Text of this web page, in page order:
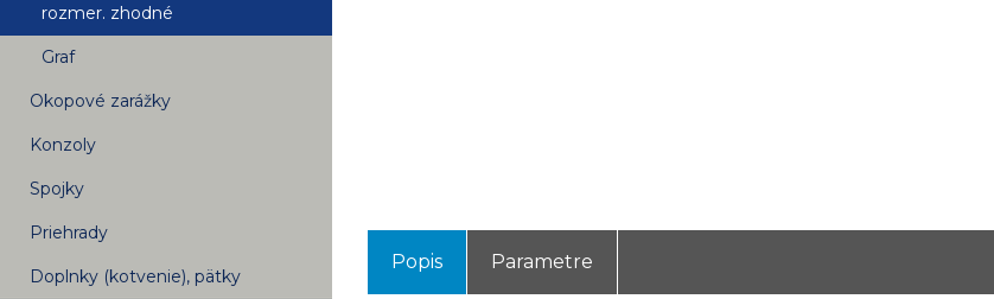
rozmer. zhodné
Graf
Okopové zarážky
Konzoly
Spojky
Priehrady
Doplnky (kotvenie), pätky
Popis Parametre